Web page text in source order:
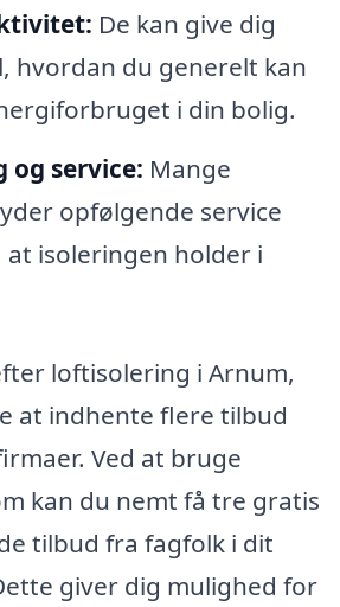
De kan give dig
hvordan du generelt kan
i din bolig.
og service: Mange
opfølgende service
isoleringen holder i
loftisolering i Arnum,
at indhente flere tilbud
Ved at bruge
kan du nemt få tre gratis
tilbud fra fagfolk i dit
giver dig mulighed for